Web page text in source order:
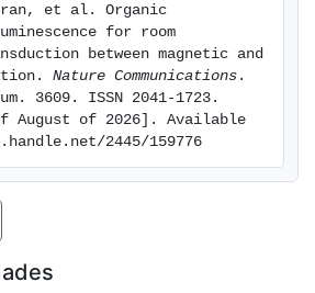
et al. Organic
for room
between magnetic and
Nature Communications .
3609. ISSN 2041-1723.
August of 2026]. Available
2445/159776